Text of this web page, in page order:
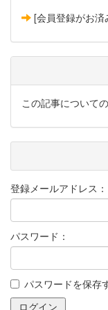
[会員登録がお済
この記事について
登録メールアドレス：
パスワード：
パスワードを保存